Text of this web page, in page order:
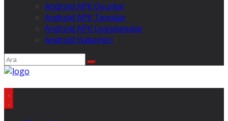
Android APK Oyunlar
Android APK Temalar
Android APK Uygulamalar
Android Haberleri